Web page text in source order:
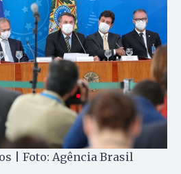
| Foto: Agência Brasil